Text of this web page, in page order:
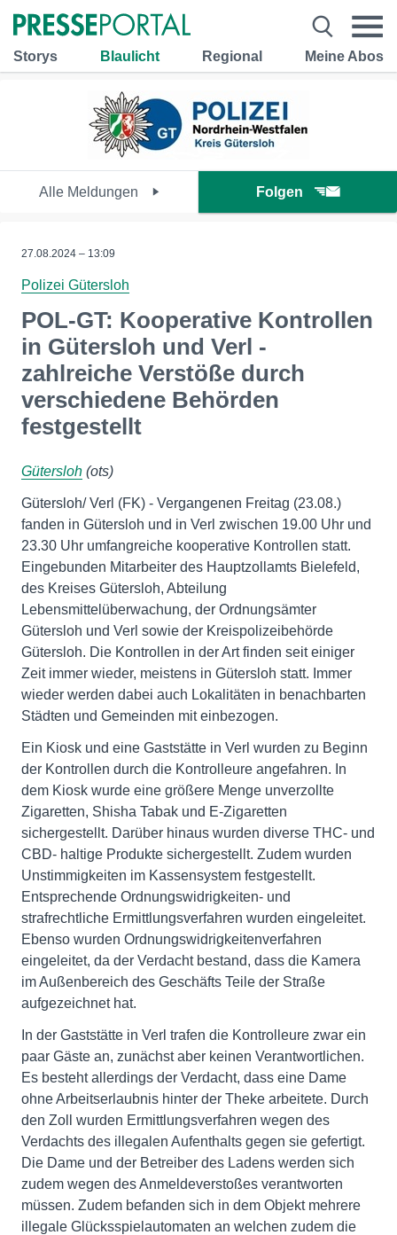
Storys Blaulicht Regional Meine Abos
Alle Meldungen Folgen
27.08.2024 – 13:09
Polizei Gütersloh
POL-GT: Kooperative Kontrollen
in Gütersloh und Verl -
zahlreiche Verstöße durch
verschiedene Behörden
festgestellt
Gütersloh (ots)
Gütersloh/ Verl (FK) - Vergangenen Freitag (23.08.)
fanden in Gütersloh und in Verl zwischen 19.00 Uhr und
23.30 Uhr umfangreiche kooperative Kontrollen statt.
Eingebunden Mitarbeiter des Hauptzollamts Bielefeld,
des Kreises Gütersloh, Abteilung
Lebensmittelüberwachung, der Ordnungsämter
Gütersloh und Verl sowie der Kreispolizeibehörde
Gütersloh. Die Kontrollen in der Art finden seit einiger
Zeit immer wieder, meistens in Gütersloh statt. Immer
wieder werden dabei auch Lokalitäten in benachbarten
Städten und Gemeinden mit einbezogen.
Ein Kiosk und eine Gaststätte in Verl wurden zu Beginn
der Kontrollen durch die Kontrolleure angefahren. In
dem Kiosk wurde eine größere Menge unverzollte
Zigaretten, Shisha Tabak und E-Zigaretten
sichergestellt. Darüber hinaus wurden diverse THC- und
CBD- haltige Produkte sichergestellt. Zudem wurden
Unstimmigkeiten im Kassensystem festgestellt.
Entsprechende Ordnungswidrigkeiten- und
strafrechtliche Ermittlungsverfahren wurden eingeleitet.
Ebenso wurden Ordnungswidrigkeitenverfahren
eingeleitet, da der Verdacht bestand, dass die Kamera
im Außenbereich des Geschäfts Teile der Straße
aufgezeichnet hat.
In der Gaststätte in Verl trafen die Kontrolleure zwar ein
paar Gäste an, zunächst aber keinen Verantwortlichen.
Es besteht allerdings der Verdacht, dass eine Dame
ohne Arbeitserlaubnis hinter der Theke arbeitete. Durch
den Zoll wurden Ermittlungsverfahren wegen des
Verdachts des illegalen Aufenthalts gegen sie gefertigt.
Die Dame und der Betreiber des Ladens werden sich
zudem wegen des Anmeldeverstoßes verantworten
müssen. Zudem befanden sich in dem Objekt mehrere
illegale Glücksspielautomaten an welchen zudem die